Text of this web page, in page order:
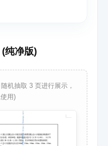
纯净版)
机抽取 3 页进行展示，
用)